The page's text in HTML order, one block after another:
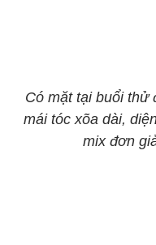
Có mặt tại buổi thử
mái tóc xõa dài,
mix đơn